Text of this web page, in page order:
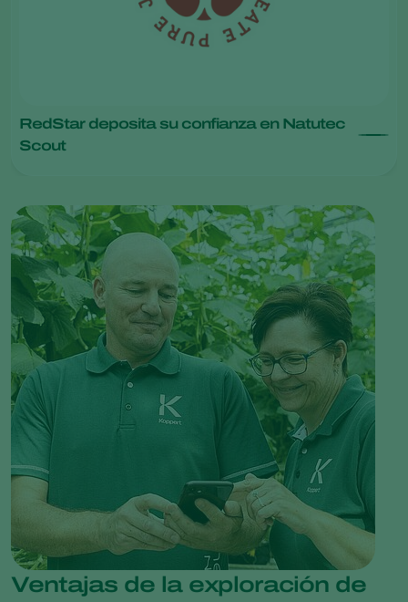
RedStar deposita su confianza en Natutec
Scout
Ventajas de la exploración de